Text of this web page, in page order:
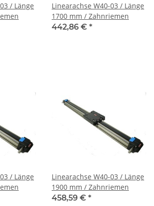
/ Länge
Linearachse W40-03 / Länge
1700 mm / Zahnriemen
442,86 € *
/ Länge
Linearachse W40-03 / Länge
1900 mm / Zahnriemen
458,59 € *